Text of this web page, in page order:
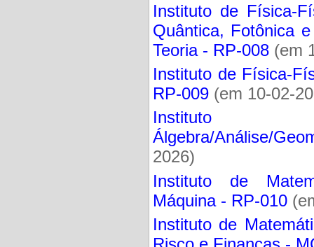
Instituto de Física-
Quântica, Fotônica
Teoria - RP-008 (em
Instituto de Física-
RP-009 (em 10-02-
Instituto
Álgebra/Análise/
2026)
Instituto de
Máquina - RP-010
Instituto de